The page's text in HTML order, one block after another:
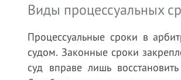
Виды процессуальных
Процессуальные сроки в
судом. Законные сроки
суд вправе лишь